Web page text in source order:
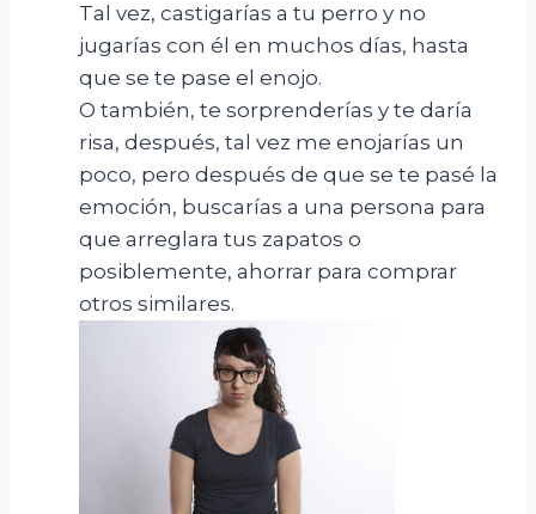
Tal vez, castigarías a tu perro y no
jugarías con él en muchos días, hasta
que se te pase el enojo.
O también, te sorprenderías y te daría
risa, después, tal vez me enojarías un
poco, pero después de que se te pasé la
emoción, buscarías a una persona para
que arreglara tus zapatos o
posiblemente, ahorrar para comprar
otros similares.